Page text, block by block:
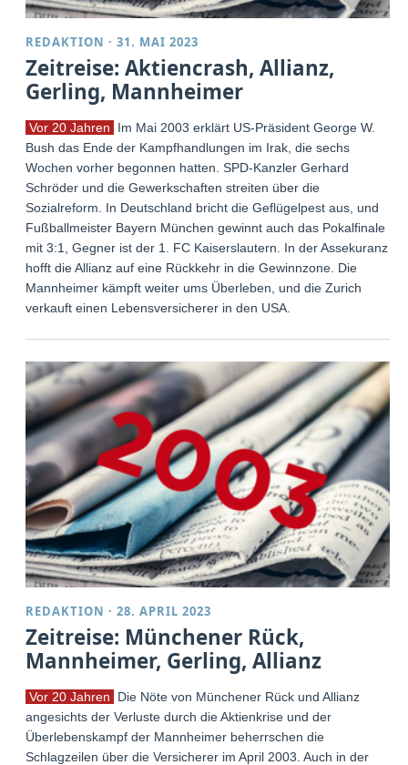
REDAKTION ·31. MAI 2023
Zeitreise: Aktiencrash, Allianz,
Gerling, Mannheimer
Vor 20 Jahren
Im Mai 2003 erklärt US-Präsident George W.
Bush das Ende der Kampfhandlungen im Irak, die sechs
Wochen vorher begonnen hatten. SPD-Kanzler Gerhard
Schröder und die Gewerkschaften streiten über die
Sozialreform. In Deutschland bricht die Geflügelpest aus, und
Fußballmeister Bayern München gewinnt auch das Pokalfinale
mit 3:1, Gegner ist der 1. FC Kaiserslautern. In der Assekuranz
hofft die Allianz auf eine Rückkehr in die Gewinnzone. Die
Mannheimer kämpft weiter ums Überleben, und die Zurich
verkauft einen Lebensversicherer in den USA.
REDAKTION ·28. APRIL 2023
Zeitreise: Münchener Rück,
Mannheimer, Gerling, Allianz
Vor 20 Jahren
Die Nöte von Münchener Rück und Allianz
angesichts der Verluste durch die Aktienkrise und der
Überlebenskampf der Mannheimer beherrschen die
Schlagzeilen über die Versicherer im April 2003. Auch in der